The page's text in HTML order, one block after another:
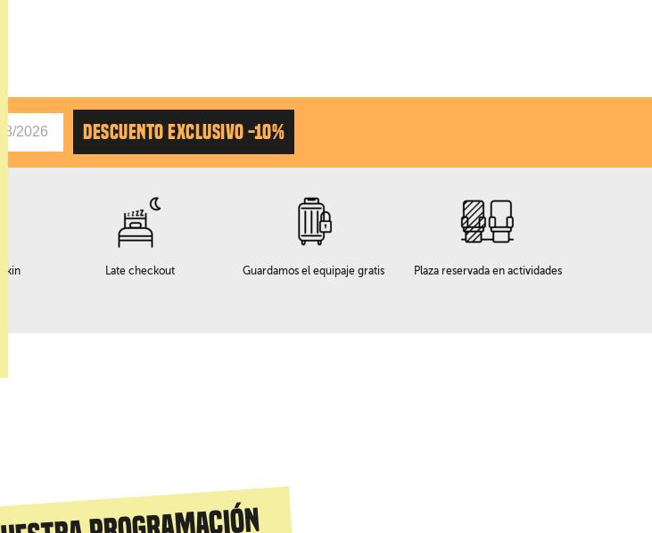
DESCUENTO EXCLUSIVO -10%
Late checkout Guardamos el equipaje gratis Plaza reservada en actividades